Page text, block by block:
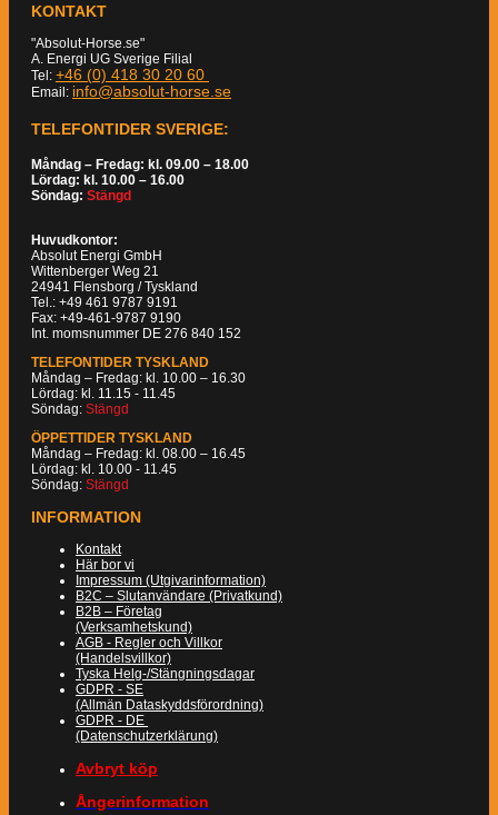
KONTAKT
"Absolut-Horse.se"
A. Energi UG Sverige Filial
Tel: +46 (0) 418 30 20 60
Email: info@absolut-horse.se
TELEFONTIDER SVERIGE:
Måndag – Fredag: kl. 09.00 – 18.00
Lördag: kl. 10.00 – 16.00
Söndag: Stängd
Huvudkontor:
Absolut Energi GmbH
Wittenberger Weg 21
24941 Flensborg / Tyskland
Tel.: +49 461 9787 9191
Fax: +49-461-9787 9190
Int. momsnummer DE 276 840 152
TELEFONTIDER TYSKLAND
Måndag – Fredag: kl. 10.00 – 16.30
Lördag: kl. 11.15 - 11.45
Söndag: Stängd
ÖPPETTIDER TYSKLAND
Måndag – Fredag: kl. 08.00 – 16.45
Lördag: kl. 10.00 - 11.45
Söndag: Stängd
INFORMATION
Kontakt
Här bor vi
Impressum (Utgivarinformation)
B2C – Slutanvändare (Privatkund)
B2B – Företag
(Verksamhetskund)
AGB - Regler och Villkor
(Handelsvillkor)
Tyska Helg-/Stängningsdagar
GDPR - SE
(Allmän Dataskyddsförordning)
GDPR - DE
(Datenschutzerklärung)
Avbryt köp
Ångerinformation